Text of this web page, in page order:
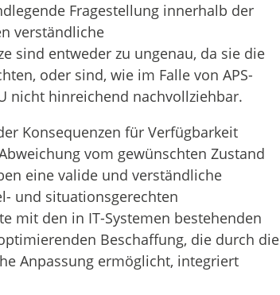
Fragestellung innerhalb der
verständliche
sind entweder zu ungenau, da sie die
oder sind, wie im Falle von APS-
nicht hinreichend nachvollziehbar.
Konsequenzen für Verfügbarkeit
vom gewünschten Zustand
eine valide und verständliche
und situationsgerechten
mit den in IT-Systemen bestehenden
Beschaffung, die durch die
Anpassung ermöglicht, integriert